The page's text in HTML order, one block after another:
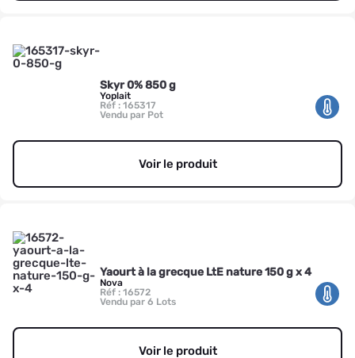
Skyr 0% 850 g
Yoplait
Réf : 165317
Vendu par Pot
Voir le produit
Yaourt à la grecque LtE nature 150 g x 4
Nova
Réf : 16572
Vendu par 6 Lots
Voir le produit